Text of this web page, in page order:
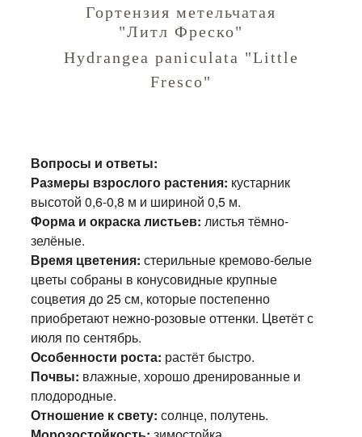
Гортензия метельчатая
"Литл Фреско"
Hydrangea paniculata "Little
Fresco"
Вопросы и ответы:
Размеры взрослого растения: кустарник
высотой 0,6-0,8 м и шириной 0,5 м.
Форма и окраска листьев: листья тёмно-
зелёные.
Время цветения: стерильные кремово-белые
цветы собраны в конусовидные крупные
соцветия до 25 см, которые постепенно
приобретают нежно-розовые оттенки. Цветёт с
июля по сентябрь.
Особенности роста: растёт быстро.
Почвы: влажные, хорошо дренированные и
плодородные.
Отношение к свету: солнце, полутень.